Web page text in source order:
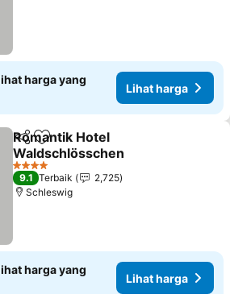
harga yang
Lihat harga
KongsiTambah ke favorit
Romantik Hotel
Waldschlösschen
4 Bintang
9.1 Terbaik
2,725
Schleswig
harga yang
Lihat harga